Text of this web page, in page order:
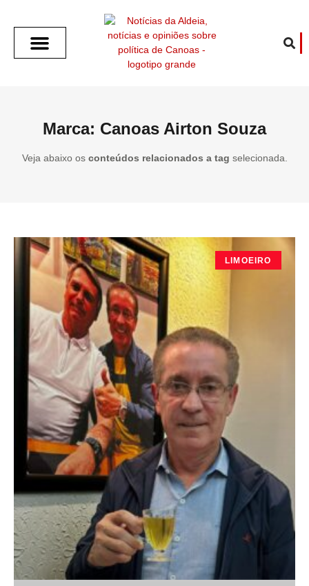
Marca: Canoas Airton Souza
Veja abaixo os conteúdos relacionados a tag selecionada.
LIMOEIRO